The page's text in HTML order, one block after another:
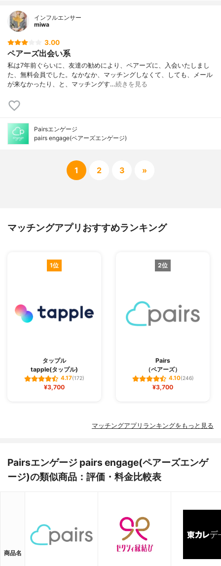
インフルエンサー
miwa
3.00
ペアーズ出会い系
私は7年前ぐらいに、友達の勧めにより、ペアーズに、入会いたしまし
た、無料会員でした。なかなか、マッチングしなくて、しても、メール
が来なかったり、と、マッチングす…続きを見る
Pairsエンゲージ
pairs engage(ペアーズエンゲージ)
1 2 3 »
マッチングアプリおすすめランキング
1位
タップル
tapple(タップル)
4.17(172)
¥3,700
2位
Pairs
（ペアーズ）
4.10(246)
¥3,700
マッチングアプリランキングをもっと見る
Pairsエンゲージ pairs engage(ペアーズエンゲ
ージ)の類似商品：評価・料金比較表
商品名